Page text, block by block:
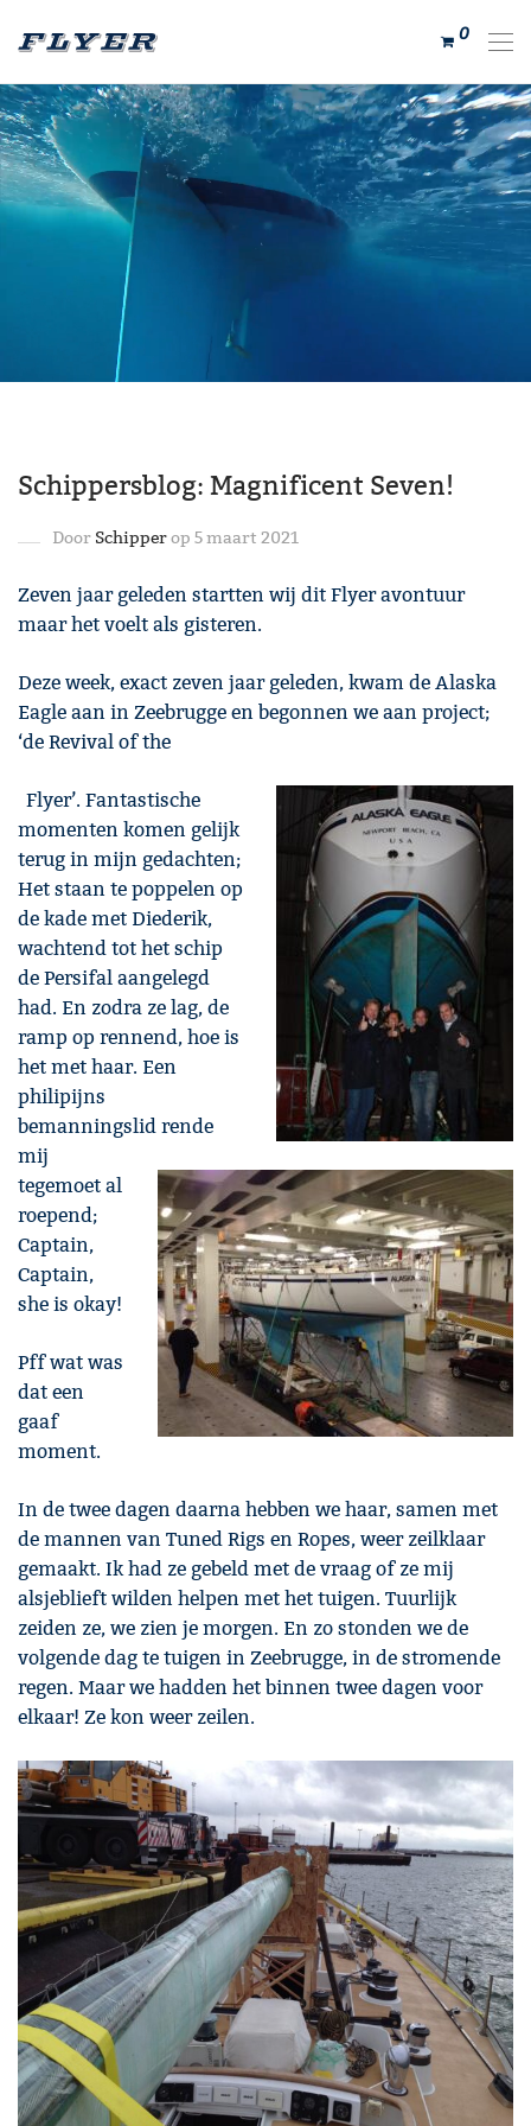
0
Schippersblog: Magnificent Seven!
Door Schipperop 5 maart 2021
Zeven jaar geleden startten wij dit Flyer avontuur
maar het voelt als gisteren.
Deze week, exact zeven jaar geleden, kwam de Alaska
Eagle aan in Zeebrugge en begonnen we aan project;
‘de Revival of the
Flyer’. Fantastische
momenten komen gelijk
terug in mijn gedachten;
Het staan te poppelen op
de kade met Diederik,
wachtend tot het schip
de Persifal aangelegd
had. En zodra ze lag, de
ramp op rennend, hoe is
het met haar. Een
philipijns
bemanningslid rende
mij
tegemoet al
roepend;
Captain,
Captain,
she is okay!
Pff wat was
dat een
gaaf
moment.
In de twee dagen daarna hebben we haar, samen met
de mannen van Tuned Rigs en Ropes, weer zeilklaar
gemaakt. Ik had ze gebeld met de vraag of ze mij
alsjeblieft wilden helpen met het tuigen. Tuurlijk
zeiden ze, we zien je morgen. En zo stonden we de
volgende dag te tuigen in Zeebrugge, in de stromende
regen. Maar we hadden het binnen twee dagen voor
elkaar! Ze kon weer zeilen.